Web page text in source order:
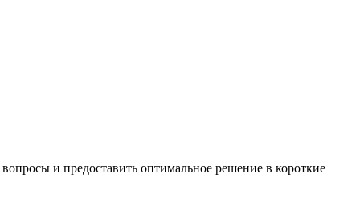
и предоставить оптимальное решение в короткие